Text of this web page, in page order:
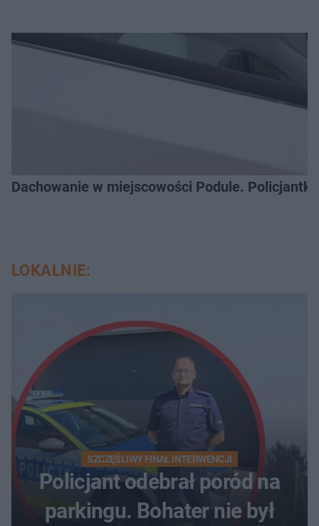
Dachowanie w miejscowości Podule.
LOKALNIE:
SZCZĘŚLIWY FINAŁ INTERWENCJI
Policjant odebrał poród na
parkingu. Bohater nie był